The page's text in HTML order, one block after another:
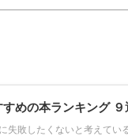
めの本ランキング ９
失敗したくないと考えてい